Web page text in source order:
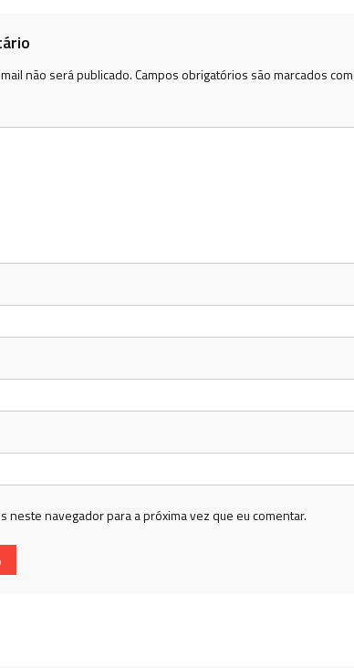
não será publicado.Campos obrigatórios são marcados com
neste navegador para a próxima vez que eu comentar.